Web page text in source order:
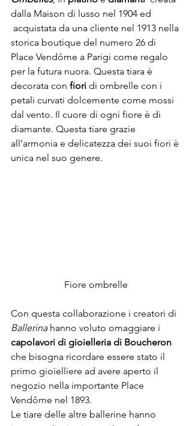
dalla Maison di lusso nel 1904 ed
acquistata da una cliente nel 1913 nella
storica boutique del numero 26 di
Place Vendôme a Parigi come regalo
per la futura nuora. Questa tiara è
decorata con fiori di ombrelle con i
petali curvati dolcemente come mossi
dal vento. Il cuore di ogni fiore è di
diamante. Questa tiare grazie
all’armonia e delicatezza dei suoi fiori è
unica nel suo genere.
Fiore ombrelle
Con questa collaborazione i creatori di
Ballerina hanno voluto omaggiare i
capolavori di gioielleria di Boucheron
che bisogna ricordare essere stato il
primo gioielliere ad avere aperto il
negozio nella importante Place
Vendôme nel 1893.
Le tiare delle altre ballerine hanno